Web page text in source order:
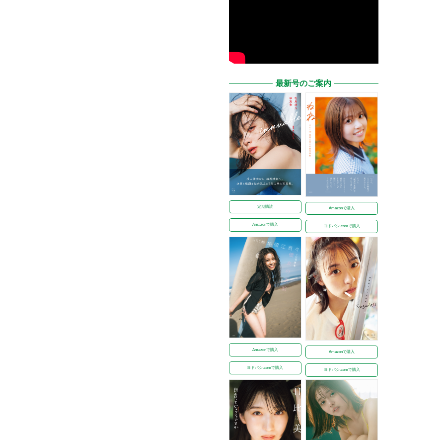
最新号のご案内
定期購読
Amazonで購入
Amazonで購入
ヨドバシ.comで購入
Amazonで購入
ヨドバシ.comで購入
Amazonで購入
ヨドバシ.comで購入